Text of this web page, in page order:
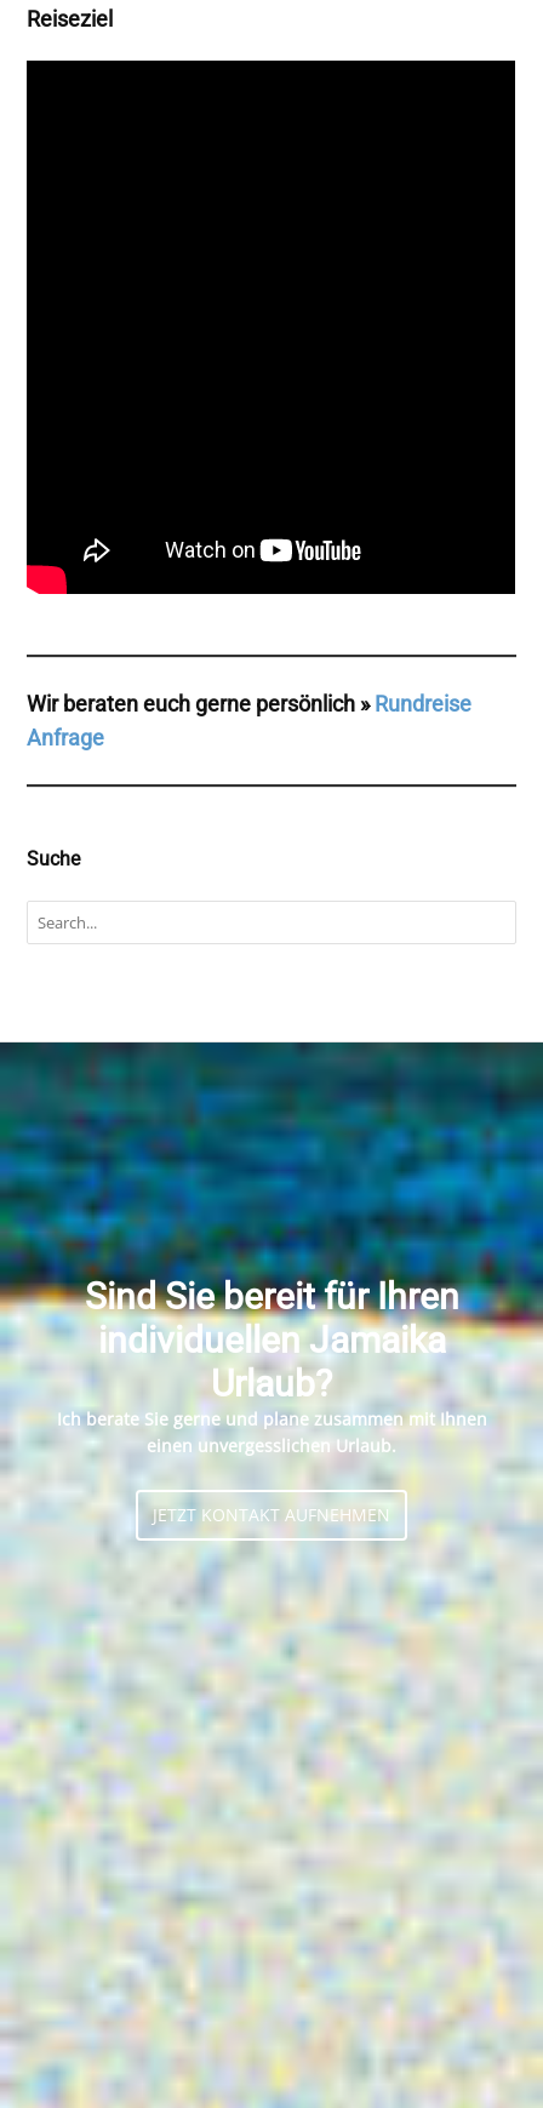
Reiseziel
Wir beraten euch gerne persönlich » Rundreise
Anfrage
Suche
Sind Sie bereit für Ihren
individuellen Jamaika
Urlaub?
Ich berate Sie gerne und plane zusammen mit Ihnen
einen unvergesslichen Urlaub.
JETZT KONTAKT AUFNEHMEN